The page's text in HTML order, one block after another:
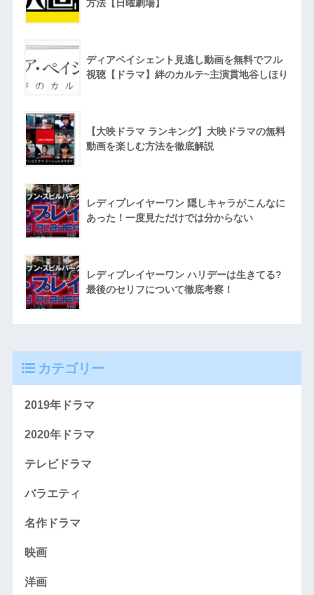
方法【日曜劇場】
ディアペイシェント見逃し動画を無料でフル
視聴【ドラマ】絆のカルテ~主演貫地谷しほり
【大映ドラマ ランキング】大映ドラマの無料
動画を楽しむ方法を徹底解説
レディプレイヤーワン 隠しキャラがこんなに
あった！一度見ただけでは分からない
レディプレイヤーワン ハリデーは生きてる?
最後のセリフについて徹底考察！
カテゴリー
2019年ドラマ
2020年ドラマ
テレビドラマ
バラエティ
名作ドラマ
映画
洋画